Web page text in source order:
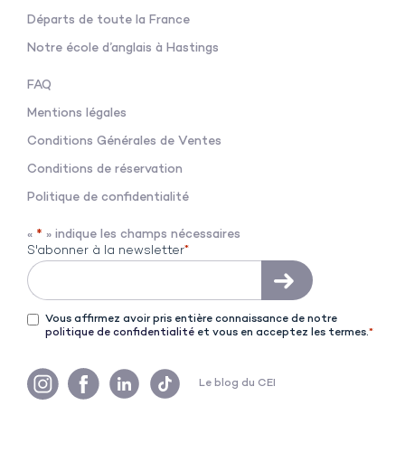
Départs de toute la France
Notre école d’anglais à Hastings
FAQ
Mentions légales
Conditions Générales de Ventes
Conditions de réservation
Politique de confidentialité
« * » indique les champs nécessaires
S'abonner à la newsletter*
C
d
i
*
Vous affirmez avoir pris entière connaissance de notre
politique de confidentialité et vous en acceptez les termes.*
Le blog du CEI